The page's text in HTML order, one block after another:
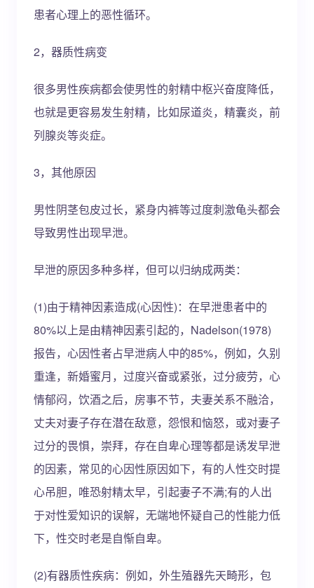
患者心理上的恶性循环。
2，器质性病变
很多男性疾病都会使男性的射精中枢兴奋度降低，
也就是更容易发生射精，比如尿道炎，精囊炎，前
列腺炎等炎症。
3，其他原因
男性阴茎包皮过长，紧身内裤等过度刺激龟头都会
导致男性出现早泄。
早泄的原因多种多样，但可以归纳成两类：
(1)由于精神因素造成(心因性)：在早泄患者中的
80%以上是由精神因素引起的，Nadelson(1978)
报告，心因性者占早泄病人中的85%，例如，久别
重逢，新婚蜜月，过度兴奋或紧张，过分疲劳，心
情郁闷，饮酒之后，房事不节，夫妻关系不融洽，
丈夫对妻子存在潜在敌意，怨恨和恼怒，或对妻子
过分的畏惧，崇拜，存在自卑心理等都是诱发早泄
的因素，常见的心因性原因如下，有的人性交时提
心吊胆，唯恐射精太早，引起妻子不满;有的人出
于对性爱知识的误解，无端地怀疑自己的性能力低
下，性交时老是自惭自卑。
(2)有器质性疾病：例如，外生殖器先天畸形，包